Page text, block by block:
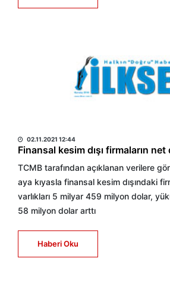
02.11.2021 12:44
Finansal kesim dışı firmaların net
TCMB tarafından açıklanan verilere
aya kıyasla finansal kesim dışındaki
varlıkları 5 milyar 459 milyon dolar,
58 milyon dolar arttı
Haberi Oku